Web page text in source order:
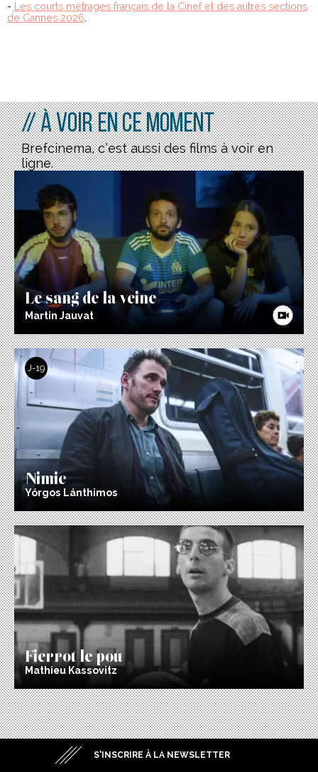
- Les courts métrages français de la Cinef et des autres sections
de Cannes 2026.
// À voir en ce moment
Brefcinema, c’est aussi des films à voir en
ligne.
Le sang de la veine
Martin Jauvat
J-19
Nimic
Yórgos Lánthimos
Fierrot le pou
Mathieu Kassovitz
S’INSCRIRE À LA NEWSLETTER